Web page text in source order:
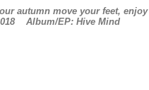
autumn move your feet,
Album/EP: Hive Mind